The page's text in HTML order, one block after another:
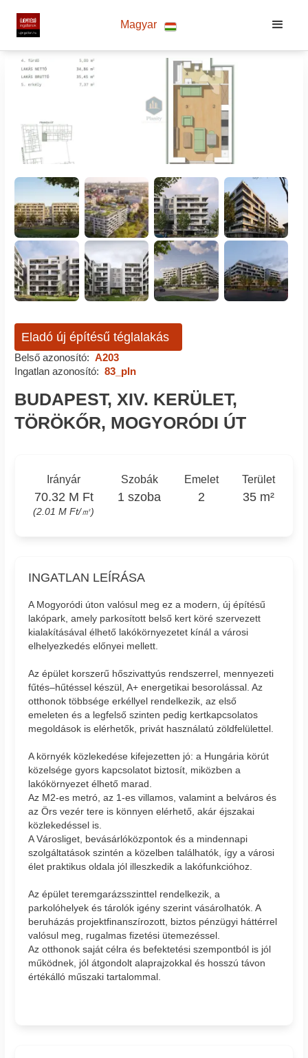
Magyar
Eladó új építésű téglalakás
Belső azonosító: A203
Ingatlan azonosító: 83_pln
BUDAPEST, XIV. KERÜLET,
TÖRÖKŐR, MOGYORÓDI ÚT
Irányár
70.32 M Ft
(2.01 M Ft/㎡)
Szobák
1 szoba
Emelet
2
Terület
35 m²
INGATLAN LEÍRÁSA
A Mogyoródi úton valósul meg ez a modern, új építésű
lakópark, amely parkosított belső kert köré szervezett
kialakításával élhető lakókörnyezetet kínál a városi
elhelyezkedés előnyei mellett.
Az épület korszerű hőszivattyús rendszerrel, mennyezeti
fűtés–hűtéssel készül, A+ energetikai besorolással. Az
otthonok többsége erkéllyel rendelkezik, az első
emeleten és a legfelső szinten pedig kertkapcsolatos
megoldások is elérhetők, privát használatú zöldfelülettel.
A környék közlekedése kifejezetten jó: a Hungária körút
közelsége gyors kapcsolatot biztosít, miközben a
lakókörnyezet élhető marad.
Az M2-es metró, az 1-es villamos, valamint a belváros és
az Örs vezér tere is könnyen elérhető, akár éjszakai
közlekedéssel is.
A Városliget, bevásárlóközpontok és a mindennapi
szolgáltatások szintén a közelben találhatók, így a városi
élet praktikus oldala jól illeszkedik a lakófunkcióhoz.
Az épület teremgarázsszinttel rendelkezik, a
parkolóhelyek és tárolók igény szerint vásárolhatók. A
beruházás projektfinanszírozott, biztos pénzügyi háttérrel
valósul meg, rugalmas fizetési ütemezéssel.
Az otthonok saját célra és befektetési szempontból is jól
működnek, jól átgondolt alaprajzokkal és hosszú távon
értékálló műszaki tartalommal.